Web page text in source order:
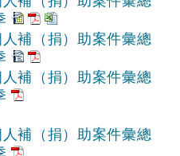
補（捐）助案件彙總
補（捐）助案件彙總
補（捐）助案件彙總